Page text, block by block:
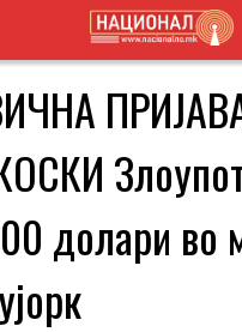
долари во